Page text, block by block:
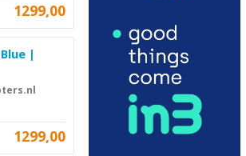
1299,00
|
1299,00